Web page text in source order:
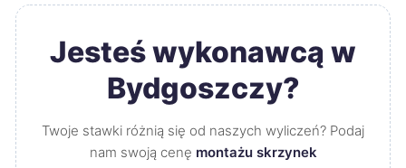
Jesteś wykonawcą w
Bydgoszczy?
Twoje stawki różnią się od naszych wyliczeń? Podaj
nam swoją cenę montażu skrzynek